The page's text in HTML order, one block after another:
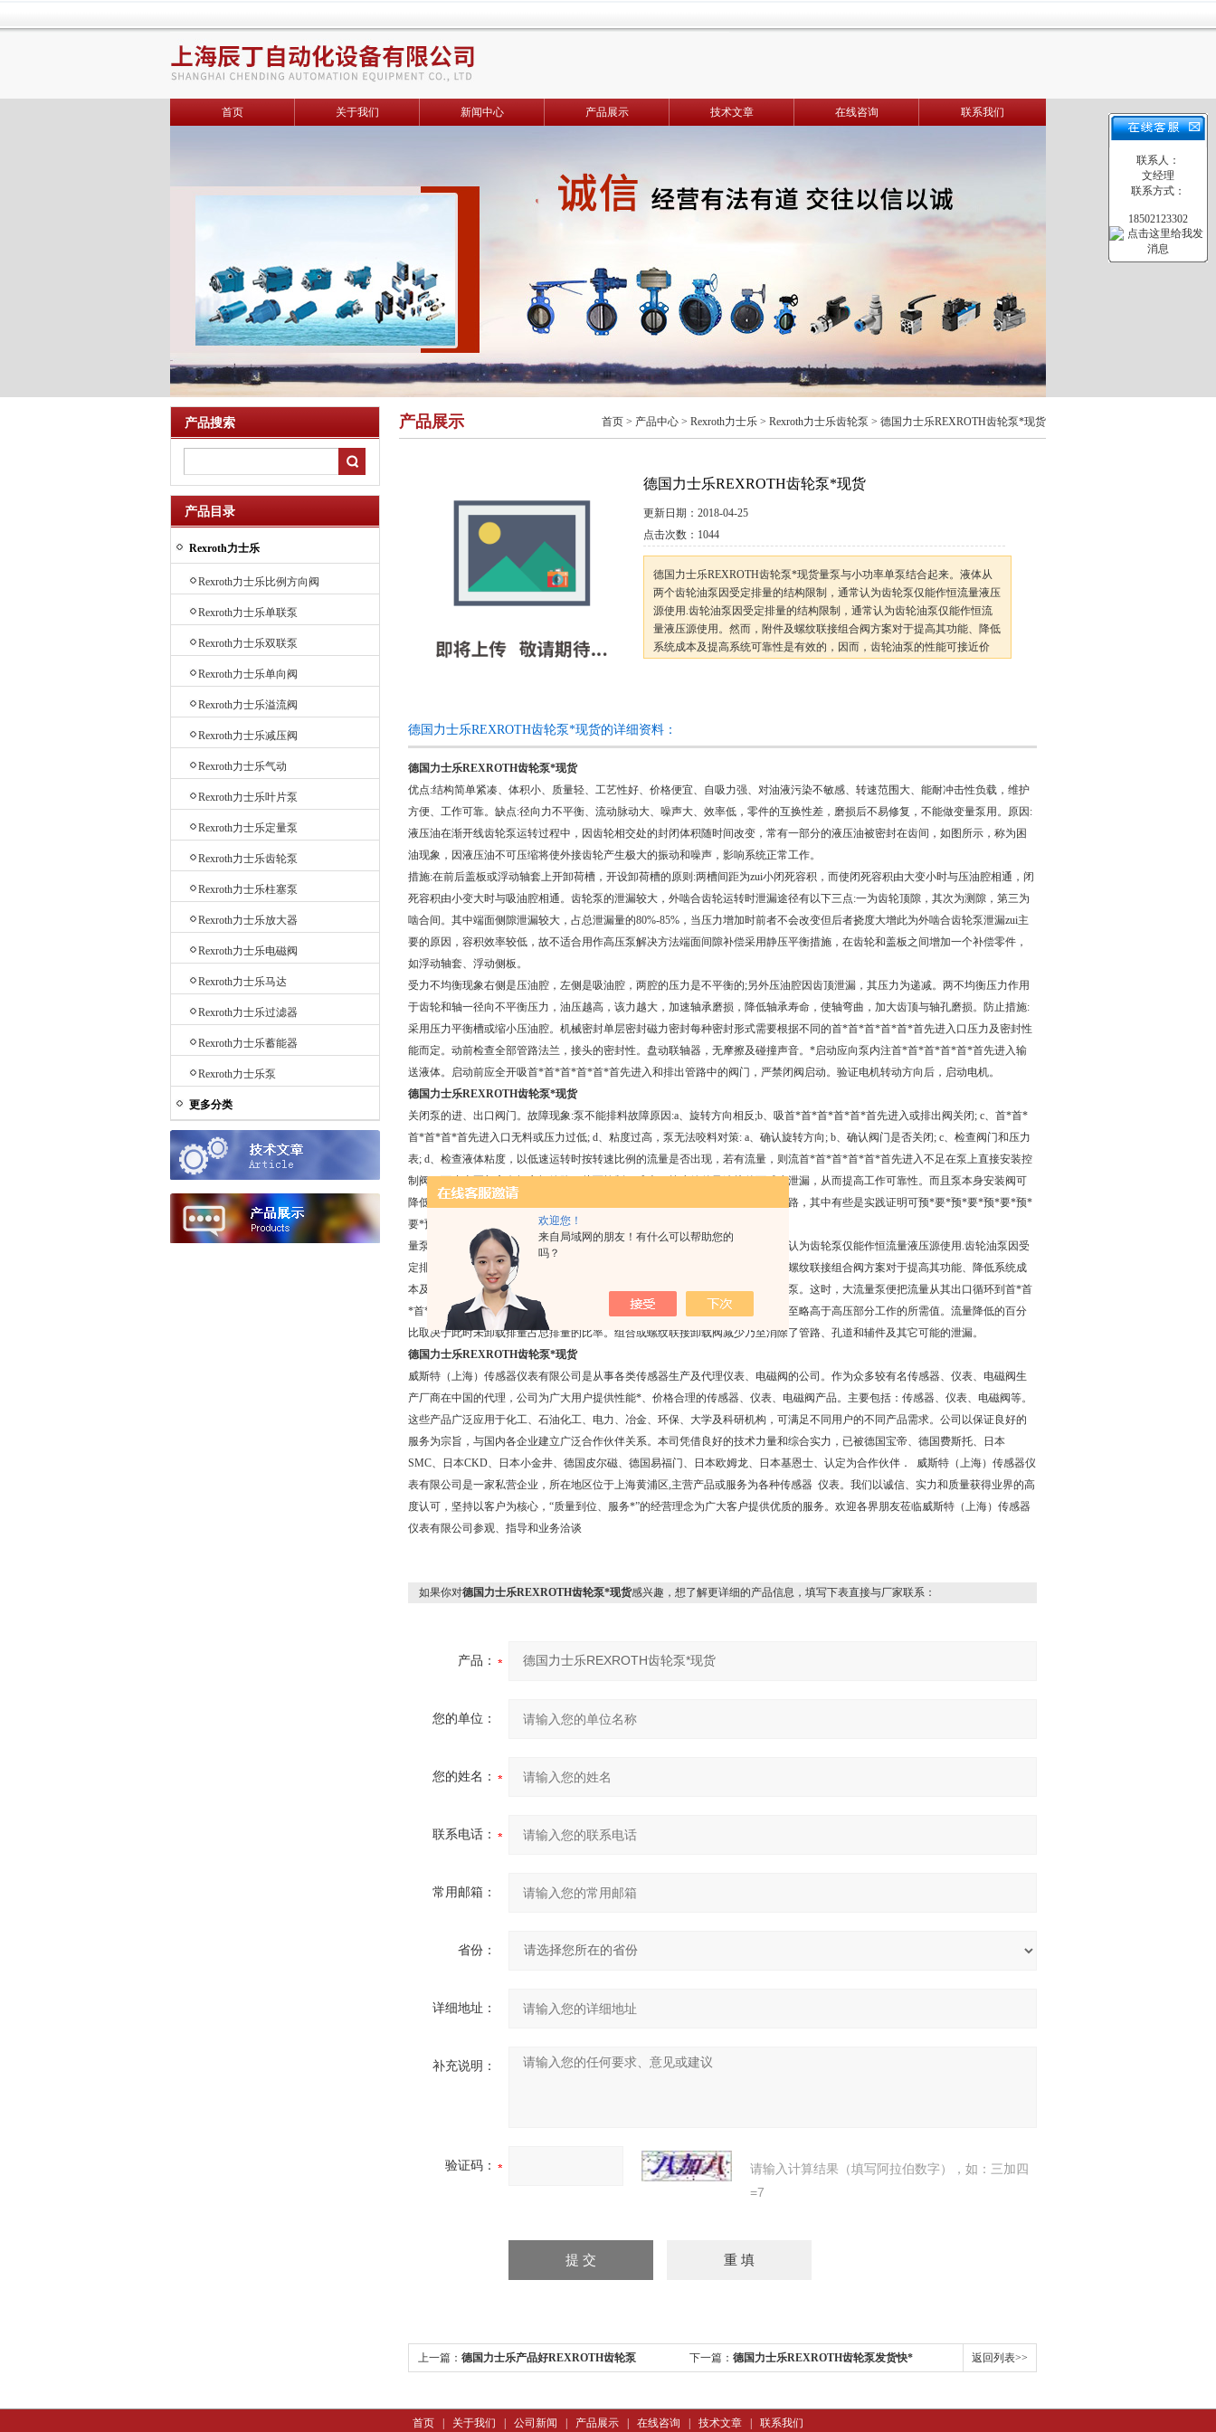
欢迎您！
来自局域网的朋友！有什么可以帮助您的
吗？
首页 关于我们 新闻中心 产品展示 技术文章 在线咨询 联系我们
产品搜索
产品目录
Rexroth力士乐
Rexroth力士乐比例方向阀
Rexroth力士乐单联泵
Rexroth力士乐双联泵
Rexroth力士乐单向阀
Rexroth力士乐溢流阀
Rexroth力士乐减压阀
Rexroth力士乐气动
Rexroth力士乐叶片泵
Rexroth力士乐定量泵
Rexroth力士乐齿轮泵
Rexroth力士乐柱塞泵
Rexroth力士乐放大器
Rexroth力士乐电磁阀
Rexroth力士乐马达
Rexroth力士乐过滤器
Rexroth力士乐蓄能器
Rexroth力士乐泵
更多分类
产品展示 首页 > 产品中心 > Rexroth力士乐 > Rexroth力士乐齿轮泵 > 德国力士乐REXROTH齿轮泵*现货
德国力士乐REXROTH齿轮泵*现货
更新日期： 2018-04-25
点击次数： 1044
德国力士乐REXROTH齿轮泵*现货量泵与小功率单泵结合起来。液体从
两个齿轮油泵因受定排量的结构限制，通常认为齿轮泵仅能作恒流量液压
源使用.齿轮油泵因受定排量的结构限制，通常认为齿轮油泵仅能作恒流
量液压源使用。然而，附件及螺纹联接组合阀方案对于提高其功能、降低
系统成本及提高系统可靠性是有效的，因而，齿轮油泵的性能可接近价
德国力士乐REXROTH齿轮泵*现货的详细资料：
德国力士乐REXROTH齿轮泵*现货
优点:结构简单紧凑、体积小、质量轻、工艺性好、价格便宜、自吸力强、对油液污染不敏感、转速范围大、能耐冲击性负载，维护
方便、工作可靠。缺点:径向力不平衡、流动脉动大、噪声大、效率低，零件的互换性差，磨损后不易修复，不能做变量泵用。原因:
液压油在渐开线齿轮泵运转过程中，因齿轮相交处的封闭体积随时间改变，常有一部分的液压油被密封在齿间，如图所示，称为困
油现象，因液压油不可压缩将使外接齿轮产生极大的振动和噪声，影响系统正常工作。
措施:在前后盖板或浮动轴套上开卸荷槽，开设卸荷槽的原则:两槽间距为zui小闭死容积，而使闭死容积由大变小时与压油腔相通，闭
死容积由小变大时与吸油腔相通。齿轮泵的泄漏较大，外啮合齿轮运转时泄漏途径有以下三点:一为齿轮顶隙，其次为测隙，第三为
啮合间。其中端面侧隙泄漏较大，占总泄漏量的80%-85%，当压力增加时前者不会改变但后者挠度大增此为外啮合齿轮泵泄漏zui主
要的原因，容积效率较低，故不适合用作高压泵解决方法端面间隙补偿采用静压平衡措施，在齿轮和盖板之间增加一个补偿零件，
如浮动轴套、浮动侧板。
受力不均衡现象右侧是压油腔，左侧是吸油腔，两腔的压力是不平衡的;另外压油腔因齿顶泄漏，其压力为递减。两不均衡压力作用
于齿轮和轴一径向不平衡压力，油压越高，该力越大，加速轴承磨损，降低轴承寿命，使轴弯曲，加大齿顶与轴孔磨损。防止措施:
采用压力平衡槽或缩小压油腔。机械密封单层密封磁力密封每种密封形式需要根据不同的首*首*首*首*首*首先进入口压力及密封性
能而定。动前检查全部管路法兰，接头的密封性。盘动联轴器，无摩擦及碰撞声音。*启动应向泵内注首*首*首*首*首*首先进入输
送液体。启动前应全开吸首*首*首*首*首*首先进入和排出管路中的阀门，严禁闭阀启动。验证电机转动方向后，启动电机。
德国力士乐REXROTH齿轮泵*现货
关闭泵的进、出口阀门。故障现象:泵不能排料故障原因:a、旋转方向相反;b、吸首*首*首*首*首*首先进入或排出阀关闭; c、首*首*
首*首*首*首先进入口无料或压力过低; d、粘度过高，泵无法咬料对策: a、确认旋转方向; b、确认阀门是否关闭; c、检查阀门和压力
表; d、检查液体粘度，以低速运转时按转速比例的流量是否出现，若有流量，则流首*首*首*首*首*首先进入不足在泵上直接安装控
制阀，可省去泵与方向阀之间管路，从而控制了成本。较少管件及连接件可减少泄漏，从而提高工作可靠性。而且泵本身安装阀可
降低回路的循环压力，提高其工作性能。下面是一些可提高齿轮泵基本功能的回路，其中有些是实践证明可预*要*预*要*预*要*预*
要*预*要*预先进要先进行的基本回路，而有些则属创新研究。
量泵与小功率单泵结合起来。液体从两个齿轮油泵因受定排量的结构限制，通常认为齿轮泵仅能作恒流量液压源使用.齿轮油泵因受
定排量的结构限制，通常认为齿轮油泵仅能作恒流量液压源使用。然而，附件及螺纹联接组合阀方案对于提高其功能、降低系统成
本及提高系统可靠性是有效的，因而，齿轮油泵的性能可接近价昂、复杂的柱塞泵。这时，大流量泵便把流量从其出口循环到首*首
*首*首*首*首先进入口，从而减少了该泵对系统的输出流量，即将泵的功率减少至略高于高压部分工作的所需值。流量降低的百分
比取决于此时未卸载排量占总排量的比率。组合或螺纹联接卸载阀减少乃至消除了管路、孔道和辅件及其它可能的泄漏。
德国力士乐REXROTH齿轮泵*现货
威斯特（上海）传感器仪表有限公司是从事各类传感器生产及代理仪表、电磁阀的公司。作为众多较有名传感器、仪表、电磁阀生
产厂商在中国的代理，公司为广大用户提供性能*、价格合理的传感器、仪表、电磁阀产品。主要包括：传感器、仪表、电磁阀等。
这些产品广泛应用于化工、石油化工、电力、冶金、环保、大学及科研机构，可满足不同用户的不同产品需求。公司以保证良好的
服务为宗旨，与国内各企业建立广泛合作伙伴关系。本司凭借良好的技术力量和综合实力，已被德国宝帝、德国费斯托、日本
SMC、日本CKD、日本小金井、德国皮尔磁、德国易福门、日本欧姆龙、日本基恩士、认定为合作伙伴． 威斯特（上海）传感器仪
表有限公司是一家私营企业，所在地区位于上海黄浦区,主营产品或服务为各种传感器 仪表。我们以诚信、实力和质量获得业界的高
度认可，坚持以客户为核心，“质量到位、服务*”的经营理念为广大客户提供优质的服务。欢迎各界朋友莅临威斯特（上海）传感器
仪表有限公司参观、指导和业务洽谈
如果你对德国力士乐REXROTH齿轮泵*现货感兴趣，想了解更详细的产品信息，填写下表直接与厂家联系：
产品：
您的单位：
您的姓名：
联系电话：
常用邮箱：
省份：
详细地址：
补充说明：
验证码：
请输入计算结果（填写阿拉伯数字），如：三加四
=7
上一篇： 德国力士乐产品好REXROTH齿轮泵 下一篇： 德国力士乐REXROTH齿轮泵发货快* 返回列表>>
首页 关于我们 公司新闻 产品展示 在线咨询 技术文章 联系我们
联系人：
文经理
联系方式：
18502123302